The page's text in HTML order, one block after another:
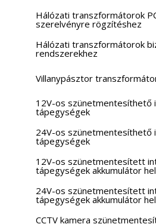
Hálózati transzformátorok
szerelvényre rögzítéshez
Hálózati transzformátorok
rendszerekhez
Villanypásztor
12V-os szünetmentesíthető
tápegységek
24V-os szünetmentesíthető
tápegységek
12V-os szünetmentesített
tápegységek akkumulátor
24V-os szünetmentesített
tápegységek akkumulátor
CCTV kamera